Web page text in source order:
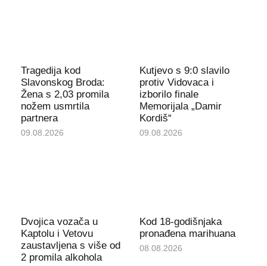
Tragedija kod
Slavonskog Broda:
Žena s 2,03 promila
nožem usmrtila
partnera
09.08.2026
Kutjevo s 9:0 slavilo
protiv Vidovaca i
izborilo finale
Memorijala „Damir
Kordiš“
09.08.2026
Dvojica vozača u
Kaptolu i Vetovu
zaustavljena s više od
2 promila alkohola
Kod 18-godišnjaka
pronađena marihuana
08.08.2026